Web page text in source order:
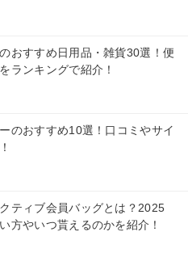
おすすめ日用品・雑貨30選！便
ランキングで紹介！
のおすすめ10選！口コミやサイ
ティブ会員バッグとは？2025
方やいつ貰えるのかを紹介！